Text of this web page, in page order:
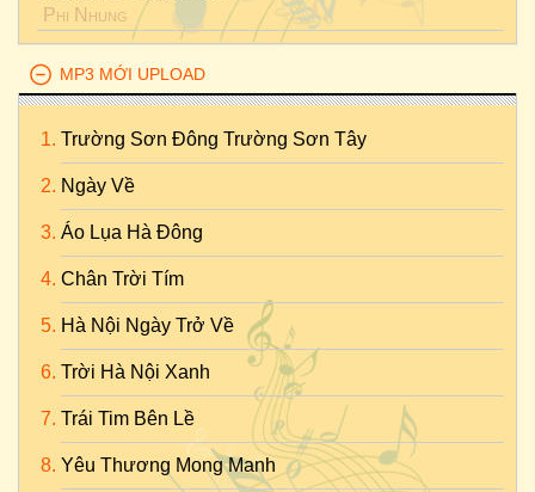
Phi Nhung
MP3 MỚI UPLOAD
Trường Sơn Đông Trường Sơn Tây
Ngày Về
Áo Lụa Hà Đông
Chân Trời Tím
Hà Nội Ngày Trở Về
Trời Hà Nội Xanh
Trái Tim Bên Lề
Yêu Thương Mong Manh